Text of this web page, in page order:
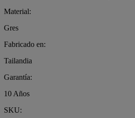
Material:
Gres
Fabricado en:
Tailandia
Garantía:
10 Años
SKU: